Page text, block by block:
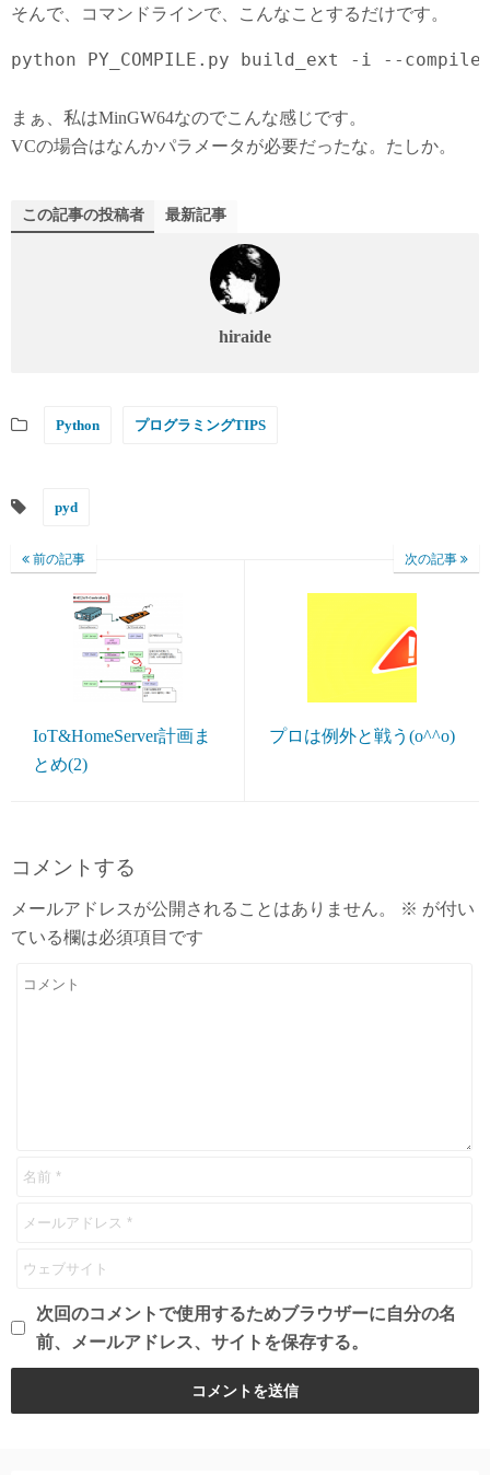
そんで、コマンドラインで、こんなことするだけです。
python PY_COMPILE.py build_ext -i --
まぁ、私はMinGW64なのでこんな感じです。
VCの場合はなんかパラメータが必要だったな。たしか。
この記事の投稿者 最新記事
hiraide
Python プログラミングTIPS
pyd
前の記事
IoT&HomeServer計画ま
とめ(2)
次の記事
プロは例外と戦う(o^^o)
コメントする
メールアドレスが公開されることはありません。 ※ が付い
ている欄は必須項目です
次回のコメントで使用するためブラウザーに自分の名
前、メールアドレス、サイトを保存する。